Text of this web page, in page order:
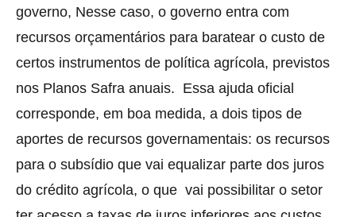
governo, Nesse caso, o governo entra com
recursos orçamentários para baratear o custo de
certos instrumentos de política agrícola, previstos
nos Planos Safra anuais. Essa ajuda oficial
corresponde, em boa medida, a dois tipos de
aportes de recursos governamentais: os recursos
para o subsídio que vai equalizar parte dos juros
do crédito agrícola, o que vai possibilitar o setor